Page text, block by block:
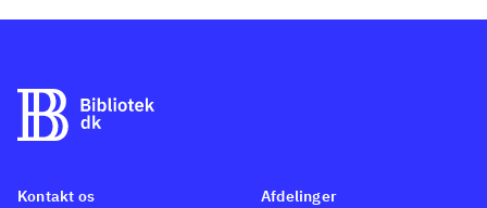
Kontakt os
Afdelinger